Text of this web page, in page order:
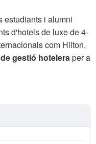
estudiants i alumni
d'hotels de luxe de 4-
com Hilton,
gestió hoteleraper a